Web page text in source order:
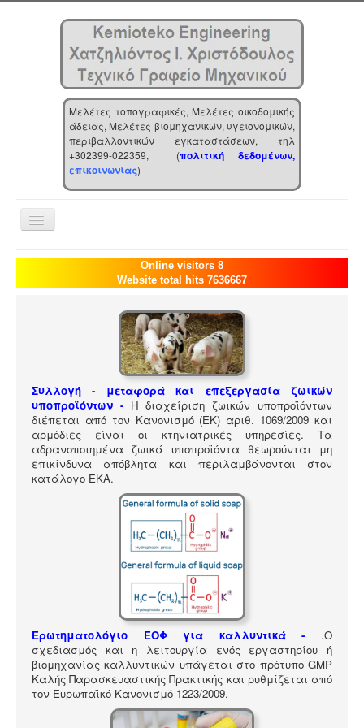
Μελέτες τοπογραφικές, Μελέτες οικοδομικής
άδειας, Μελέτες βιομηχανικών, υγειονομικών,
περιβαλλοντικών εγκαταστάσεων, τηλ
+302399-022359, (πολιτική δεδομένων,
επικοινωνίας)
Toggle
Navigation
Αρχική
Επιχείρηση
Αναζήτηση
Online visitors 8
Website total hits 7636667
Συλλογή - μεταφορά και επεξεργασία ζωικών
υποπροϊόντων - Η διαχείριση ζωικών υποπροϊόντων
διέπεται από τον Κανονισμό (ΕΚ) αριθ. 1069/2009 και
αρμόδιες είναι οι κτηνιατρικές υπηρεσίες. Τα
αδρανοποιημένα ζωικά υποπροϊόντα θεωρούνται μη
επικίνδυνα απόβλητα και περιλαμβάνονται στον
κατάλογο ΕΚΑ.
Ερωτηματολόγιο ΕΟΦ για καλλυντικά - .Ο
σχεδιασμός και η λειτουργία ενός εργαστηρίου ή
βιομηχανίας καλλυντικών υπάγεται στο πρότυπο GMP
Καλής Παρασκευαστικής Πρακτικής και ρυθμίζεται από
τον Ευρωπαϊκό Κανονισμό 1223/2009.